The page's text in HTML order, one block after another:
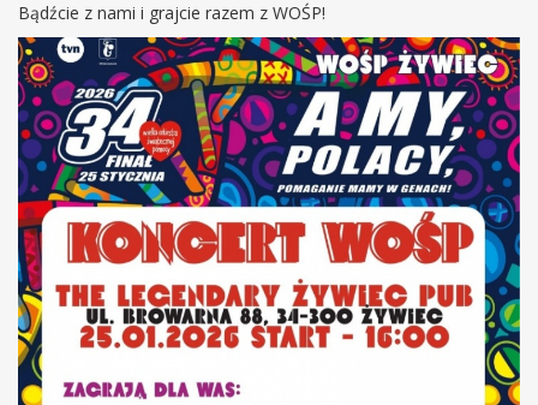
Bądźcie z nami i grajcie razem z WOŚP!